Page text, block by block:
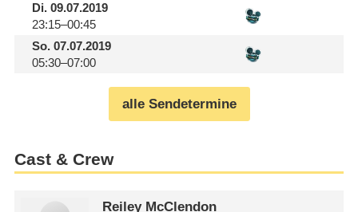
Di.09.07.2019
23:15–00:45
So.07.07.2019
05:30–07:00
alle Sendetermine
Cast & Crew
Reiley McClendon